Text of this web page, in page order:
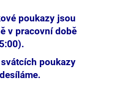
poukazy jsou
v pracovní době
poukazy